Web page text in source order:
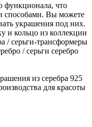
функционала, что
способами. Вы можете
украшения под них.
и кольцо из коллекции
/ серьги-трансформеры
/ серьги серебро
из серебра 925
для красоты